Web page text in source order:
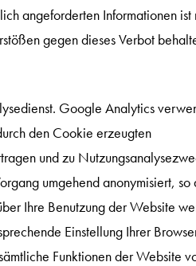
angeforderten Informationen ist
gegen dieses Verbot
Google Analytics
den Cookie erzeugten
und zu
umgehend anonymisiert, so
Ihre Benutzung der Website
Einstellung Ihrer
Funktionen der Website